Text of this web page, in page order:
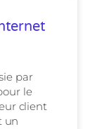
par
le
client
un